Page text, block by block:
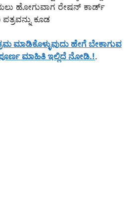
ಹೋಗುವಾಗ ರೇಷನ್ ಕಾರ್ಡ್
ಕೂಡ
ಮಾಡಿಕೊಳ್ಳುವುದು ಹೇಗೆ ಬೇಕಾಗುವ
ಮಾಹಿತಿ ಇಲ್ಲಿದೆ ನೋಡಿ.!.